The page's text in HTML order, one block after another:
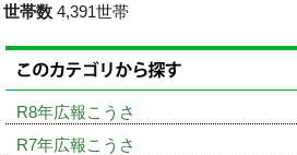
世帯数 4,391世帯
R8年広報こうさ
R7年広報こうさ